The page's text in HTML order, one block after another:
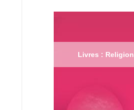
Livres : Religion